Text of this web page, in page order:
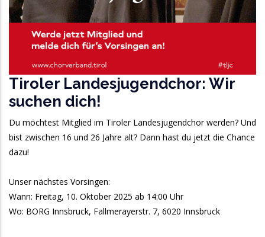
Tiroler Landesjugendchor: Wir
suchen dich!
Du möchtest Mitglied im Tiroler Landesjugendchor werden? Und
bist zwischen 16 und 26 Jahre alt? Dann hast du jetzt die Chance
dazu!
Unser nächstes Vorsingen:
Wann: Freitag, 10. Oktober 2025 ab 14:00 Uhr
Wo: BORG Innsbruck, Fallmerayerstr. 7, 6020 Innsbruck